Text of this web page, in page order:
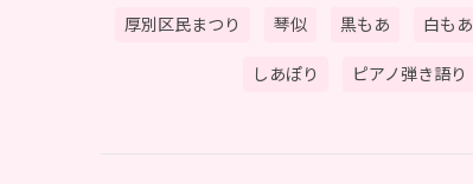
厚別区民まつり 琴似 黒もあ 白もあ
しあぽり ピアノ弾き語り